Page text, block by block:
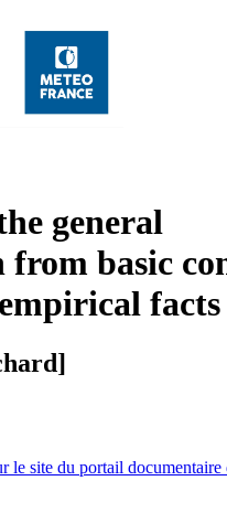
general
basic
facts
le site du portail documentaire